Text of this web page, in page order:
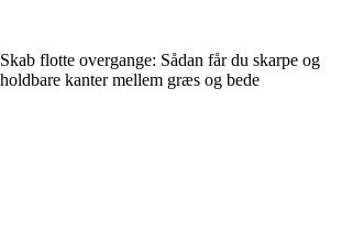
Skab flotte overgange: Sådan får du skarpe og
holdbare kanter mellem græs og bede